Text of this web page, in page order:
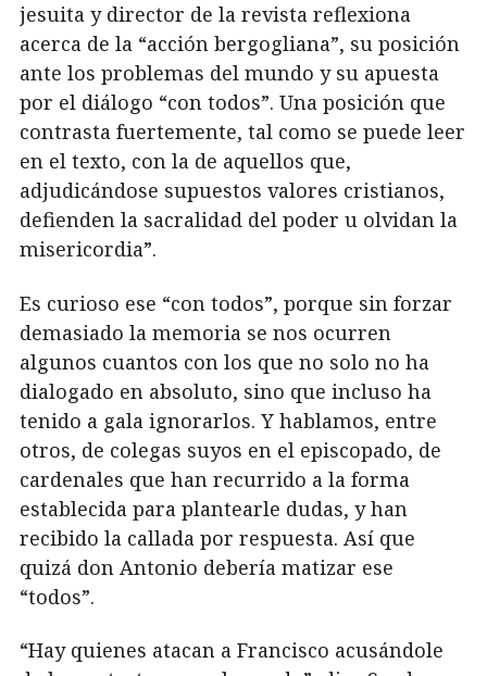
jesuita y director de la revista reflexiona
acerca de la “acción bergogliana”, su posición
ante los problemas del mundo y su apuesta
por el diálogo “con todos”. Una posición que
contrasta fuertemente, tal como se puede leer
en el texto, con la de aquellos que,
adjudicándose supuestos valores cristianos,
defienden la sacralidad del poder u olvidan la
misericordia”.
Es curioso ese “con todos”, porque sin forzar
demasiado la memoria se nos ocurren
algunos cuantos con los que no solo no ha
dialogado en absoluto, sino que incluso ha
tenido a gala ignorarlos. Y hablamos, entre
otros, de colegas suyos en el episcopado, de
cardenales que han recurrido a la forma
establecida para plantearle dudas, y han
recibido la callada por respuesta. Así que
quizá don Antonio debería matizar ese
“todos”.
“Hay quienes atacan a Francisco acusándole